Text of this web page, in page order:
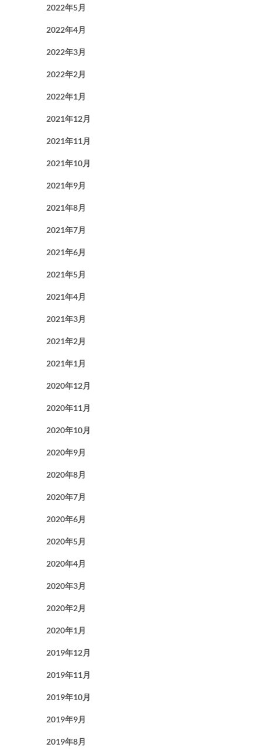
2022年5月
2022年4月
2022年3月
2022年2月
2022年1月
2021年12月
2021年11月
2021年10月
2021年9月
2021年8月
2021年7月
2021年6月
2021年5月
2021年4月
2021年3月
2021年2月
2021年1月
2020年12月
2020年11月
2020年10月
2020年9月
2020年8月
2020年7月
2020年6月
2020年5月
2020年4月
2020年3月
2020年2月
2020年1月
2019年12月
2019年11月
2019年10月
2019年9月
2019年8月